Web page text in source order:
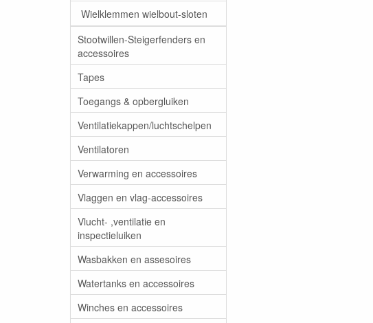
Wielklemmen wielbout-sloten
Stootwillen-Steigerfenders en
accessoires
Tapes
Toegangs & opbergluiken
Ventilatiekappen/luchtschelpen
Ventilatoren
Verwarming en accessoires
Vlaggen en vlag-accessoires
Vlucht- ,ventilatie en
inspectieluiken
Wasbakken en assesoires
Watertanks en accessoires
Winches en accessoires